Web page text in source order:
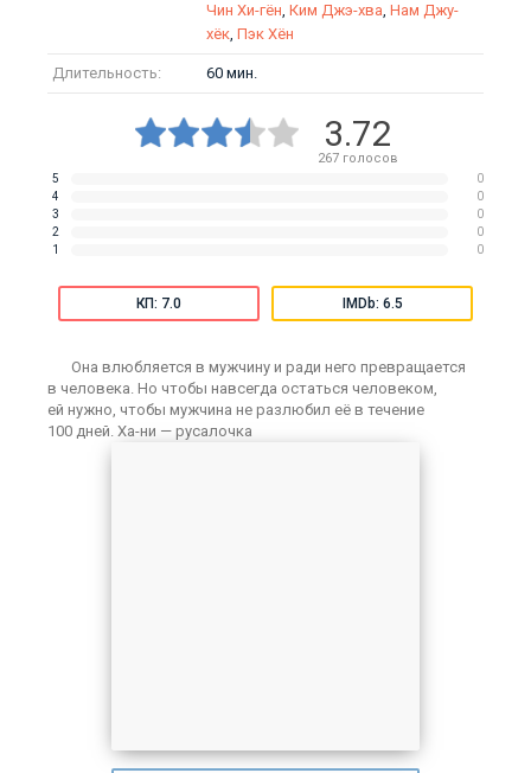
Чин Хи-гён, Ким Джэ-хва, Нам Джу-
хёк, Пэк Хён
Длительность: 60 мин.
3.72
267голосов
5
0
4
0
3
0
2
0
1
0
КП: 7.0 IMDb: 6.5
Она влюбляется в мужчину и ради него превращается
в человека. Но чтобы навсегда остаться человеком,
ей нужно, чтобы мужчина не разлюбил её в течение
100 дней. Ха-ни — русалочка